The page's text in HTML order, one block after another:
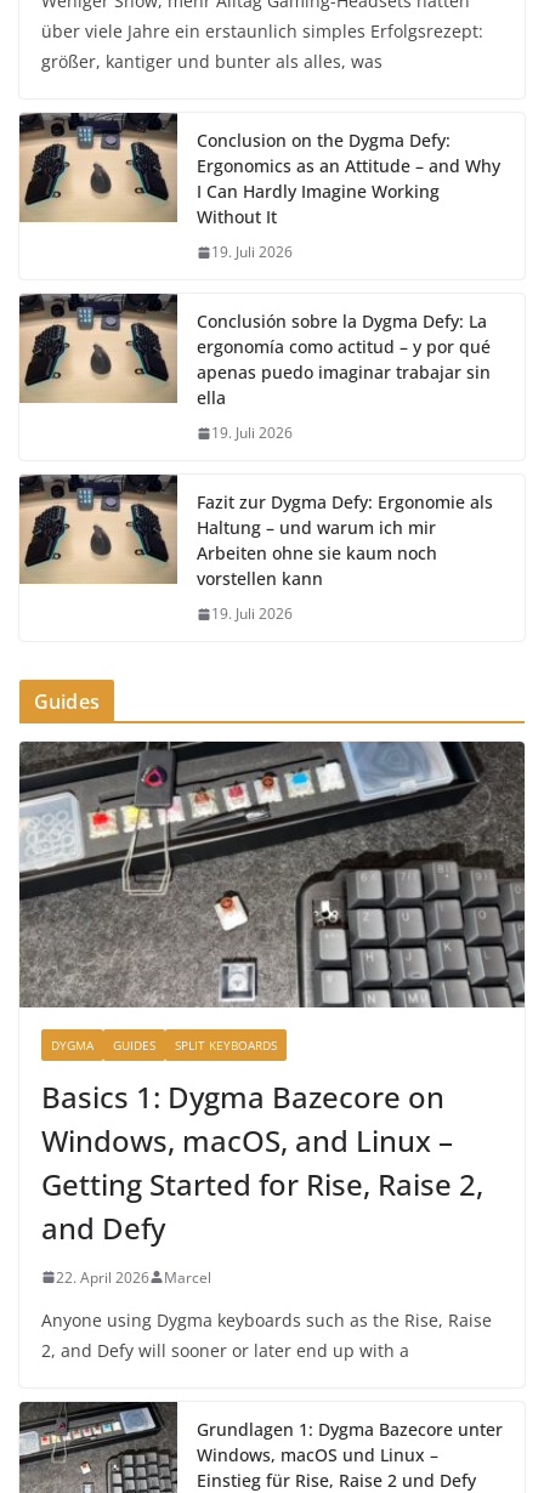
über viele Jahre ein erstaunlich simples Erfolgsrezept:
größer, kantiger und bunter als alles, was
Conclusion on the Dygma Defy:
Ergonomics as an Attitude – and Why
I Can Hardly Imagine Working
Without It
19. Juli 2026
Conclusión sobre la Dygma Defy: La
ergonomía como actitud – y por qué
apenas puedo imaginar trabajar sin
ella
19. Juli 2026
Fazit zur Dygma Defy: Ergonomie als
Haltung – und warum ich mir
Arbeiten ohne sie kaum noch
vorstellen kann
19. Juli 2026
Guides
DYGMA GUIDES SPLIT KEYBOARDS
Basics 1: Dygma Bazecore on
Windows, macOS, and Linux –
Getting Started for Rise, Raise 2,
and Defy
22. April 2026 Marcel
Anyone using Dygma keyboards such as the Rise, Raise
2, and Defy will sooner or later end up with a
Grundlagen 1: Dygma Bazecore unter
Windows, macOS und Linux –
Einstieg für Rise, Raise 2 und Defy